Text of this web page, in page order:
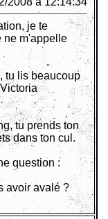
je te
ne m'appelle
tu lis beaucoup
tu prends ton
dans ton cul.
question :
avoir avalé ?